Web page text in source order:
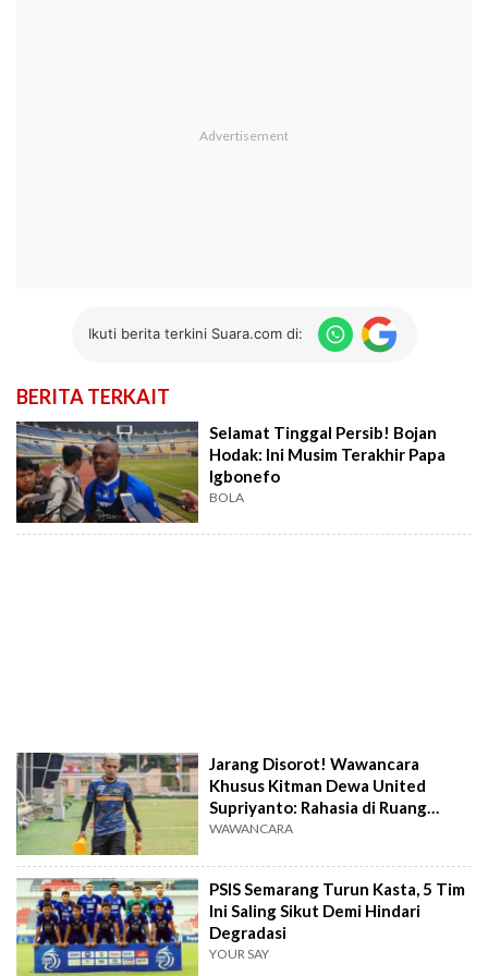
Ikuti berita terkini Suara.com di:
BERITA TERKAIT
Selamat Tinggal Persib! Bojan
Hodak: Ini Musim Terakhir Papa
Igbonefo
BOLA
Jarang Disorot! Wawancara
Khusus Kitman Dewa United
Supriyanto: Rahasia di Ruang
Ganti
WAWANCARA
PSIS Semarang Turun Kasta, 5 Tim
Ini Saling Sikut Demi Hindari
Degradasi
YOUR SAY